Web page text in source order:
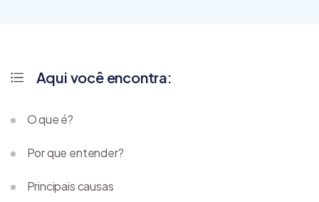
Aqui você encontra:
O que é?
Por que entender?
Principais causas